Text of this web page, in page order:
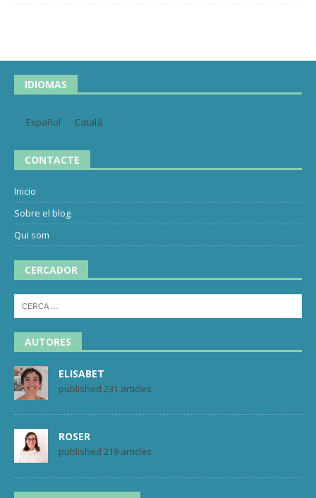
IDIOMAS
Español Català
CONTACTE
Inicio
Sobre el blog
Qui som
CERCADOR
AUTORES
ELISABET
published 231 articles
ROSER
published 219 articles